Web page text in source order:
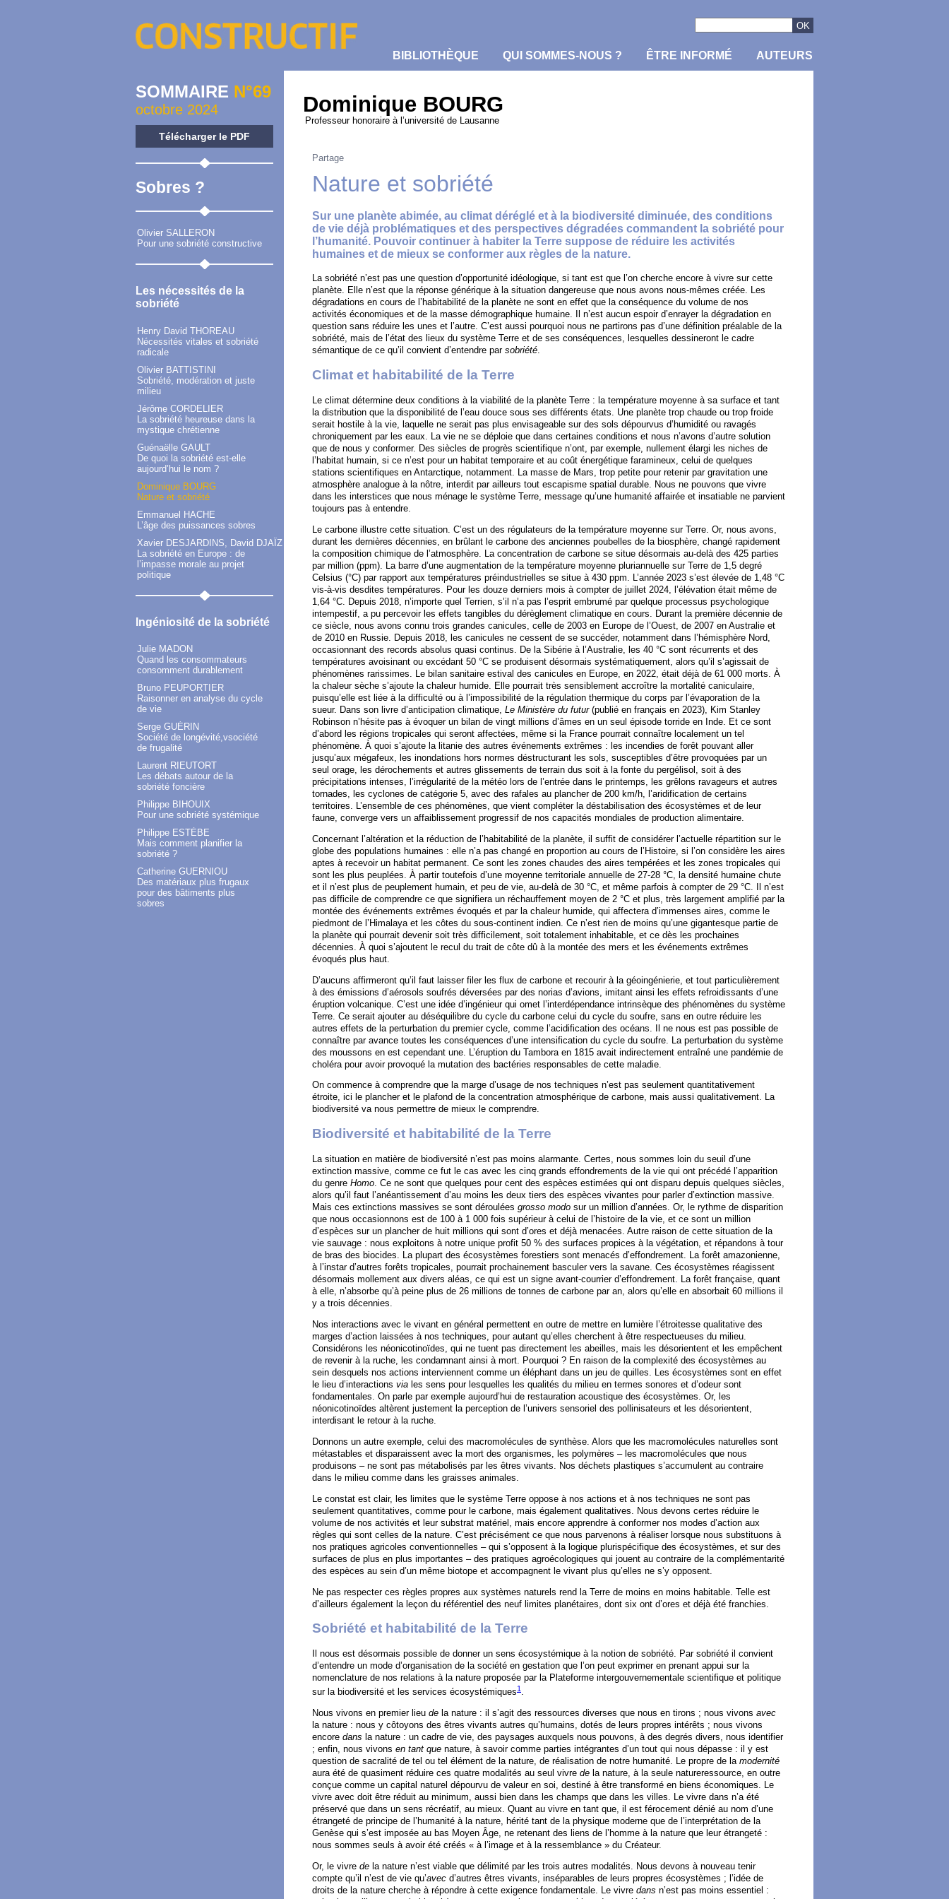
BIBLIOTHÈQUE QUI SOMMES-NOUS ? ÊTRE INFORMÉ AUTEURS
SOMMAIRE N°69
octobre 2024
Télécharger le PDF
Sobres ?
Olivier SALLERON
Pour une sobriété constructive
Les nécessités de la
sobriété
Henry David THOREAU
Nécessités vitales et sobriété
radicale
Olivier BATTISTINI
Sobriété, modération et juste
milieu
Jérôme CORDELIER
La sobriété heureuse dans la
mystique chrétienne
Guénaëlle GAULT
De quoi la sobriété est-elle
aujourd’hui le nom ?
Dominique BOURG
Nature et sobriété
Emmanuel HACHE
L’âge des puissances sobres
Xavier DESJARDINS, David DJAÏZ
La sobriété en Europe : de
l’impasse morale au projet
politique
Ingéniosité de la sobriété
Julie MADON
Quand les consommateurs
consomment durablement
Bruno PEUPORTIER
Raisonner en analyse du cycle
de vie
Serge GUÉRIN
Société de longévité,vsociété
de frugalité
Laurent RIEUTORT
Les débats autour de la
sobriété foncière
Philippe BIHOUIX
Pour une sobriété systémique
Philippe ESTÈBE
Mais comment planifier la
sobriété ?
Catherine GUERNIOU
Des matériaux plus frugaux
pour des bâtiments plus
sobres
Dominique BOURG
Professeur honoraire à l’université de Lausanne
Partage
Nature et sobriété
Sur une planète abimée, au climat déréglé et à la biodiversité diminuée, des conditions
de vie déjà problématiques et des perspectives dégradées commandent la sobriété pour
l’humanité. Pouvoir continuer à habiter la Terre suppose de réduire les activités
humaines et de mieux se conformer aux règles de la nature.
La sobriété n’est pas une question d’opportunité idéologique, si tant est que l’on cherche encore à vivre sur cette
planète. Elle n’est que la réponse générique à la situation dangereuse que nous avons nous-mêmes créée. Les
dégradations en cours de l’habitabilité de la planète ne sont en effet que la conséquence du volume de nos
activités économiques et de la masse démographique humaine. Il n’est aucun espoir d’enrayer la dégradation en
question sans réduire les unes et l’autre. C’est aussi pourquoi nous ne partirons pas d’une définition préalable de la
sobriété, mais de l’état des lieux du système Terre et de ses conséquences, lesquelles dessineront le cadre
sémantique de ce qu’il convient d’entendre par sobriété.
Climat et habitabilité de la Terre
Le climat détermine deux conditions à la viabilité de la planète Terre : la température moyenne à sa surface et tant
la distribution que la disponibilité de l’eau douce sous ses différents états. Une planète trop chaude ou trop froide
serait hostile à la vie, laquelle ne serait pas plus envisageable sur des sols dépourvus d’humidité ou ravagés
chroniquement par les eaux. La vie ne se déploie que dans certaines conditions et nous n’avons d’autre solution
que de nous y conformer. Des siècles de progrès scientifique n’ont, par exemple, nullement élargi les niches de
l’habitat humain, si ce n’est pour un habitat temporaire et au coût énergétique faramineux, celui de quelques
stations scientifiques en Antarctique, notamment. La masse de Mars, trop petite pour retenir par gravitation une
atmosphère analogue à la nôtre, interdit par ailleurs tout escapisme spatial durable. Nous ne pouvons que vivre
dans les interstices que nous ménage le système Terre, message qu’une humanité affairée et insatiable ne parvient
toujours pas à entendre.
Le carbone illustre cette situation. C’est un des régulateurs de la température moyenne sur Terre. Or, nous avons,
durant les dernières décennies, en brûlant le carbone des anciennes poubelles de la biosphère, changé rapidement
la composition chimique de l’atmosphère. La concentration de carbone se situe désormais au-delà des 425 parties
par million (ppm). La barre d’une augmentation de la température moyenne pluriannuelle sur Terre de 1,5 degré
Celsius (°C) par rapport aux températures préindustrielles se situe à 430 ppm. L’année 2023 s’est élevée de 1,48 °C
vis-à-vis desdites températures. Pour les douze derniers mois à compter de juillet 2024, l’élévation était même de
1,64 °C. Depuis 2018, n’importe quel Terrien, s’il n’a pas l’esprit embrumé par quelque processus psychologique
intempestif, a pu percevoir les effets tangibles du dérèglement climatique en cours. Durant la première décennie de
ce siècle, nous avons connu trois grandes canicules, celle de 2003 en Europe de l’Ouest, de 2007 en Australie et
de 2010 en Russie. Depuis 2018, les canicules ne cessent de se succéder, notamment dans l’hémisphère Nord,
occasionnant des records absolus quasi continus. De la Sibérie à l’Australie, les 40 °C sont récurrents et des
températures avoisinant ou excédant 50 °C se produisent désormais systématiquement, alors qu’il s’agissait de
phénomènes rarissimes. Le bilan sanitaire estival des canicules en Europe, en 2022, était déjà de 61 000 morts. À
la chaleur sèche s’ajoute la chaleur humide. Elle pourrait très sensiblement accroître la mortalité caniculaire,
puisqu’elle est liée à la difficulté ou à l’impossibilité de la régulation thermique du corps par l’évaporation de la
sueur. Dans son livre d’anticipation climatique, Le Ministère du futur(publié en français en 2023), Kim Stanley
Robinson n’hésite pas à évoquer un bilan de vingt millions d’âmes en un seul épisode torride en Inde. Et ce sont
d’abord les régions tropicales qui seront affectées, même si la France pourrait connaître localement un tel
phénomène. À quoi s’ajoute la litanie des autres événements extrêmes : les incendies de forêt pouvant aller
jusqu’aux mégafeux, les inondations hors normes déstructurant les sols, susceptibles d’être provoquées par un
seul orage, les dérochements et autres glissements de terrain dus soit à la fonte du pergélisol, soit à des
précipitations intenses, l’irrégularité de la météo lors de l’entrée dans le printemps, les grêlons ravageurs et autres
tornades, les cyclones de catégorie 5, avec des rafales au plancher de 200 km/h, l’aridification de certains
territoires. L’ensemble de ces phénomènes, que vient compléter la déstabilisation des écosystèmes et de leur
faune, converge vers un affaiblissement progressif de nos capacités mondiales de production alimentaire.
Concernant l’altération et la réduction de l’habitabilité de la planète, il suffit de considérer l’actuelle répartition sur le
globe des populations humaines : elle n’a pas changé en proportion au cours de l’Histoire, si l’on considère les aires
aptes à recevoir un habitat permanent. Ce sont les zones chaudes des aires tempérées et les zones tropicales qui
sont les plus peuplées. À partir toutefois d’une moyenne territoriale annuelle de 27-28 °C, la densité humaine chute
et il n’est plus de peuplement humain, et peu de vie, au-delà de 30 °C, et même parfois à compter de 29 °C. Il n’est
pas difficile de comprendre ce que signifiera un réchauffement moyen de 2 °C et plus, très largement amplifié par la
montée des événements extrêmes évoqués et par la chaleur humide, qui affectera d’immenses aires, comme le
piedmont de l’Himalaya et les côtes du sous-continent indien. Ce n’est rien de moins qu’une gigantesque partie de
la planète qui pourrait devenir soit très difficilement, soit totalement inhabitable, et ce dès les prochaines
décennies. À quoi s’ajoutent le recul du trait de côte dû à la montée des mers et les événements extrêmes
évoqués plus haut.
D’aucuns affirmeront qu’il faut laisser filer les flux de carbone et recourir à la géoingénierie, et tout particulièrement
à des émissions d’aérosols soufrés déversées par des norias d’avions, imitant ainsi les effets refroidissants d’une
éruption volcanique. C’est une idée d’ingénieur qui omet l’interdépendance intrinsèque des phénomènes du système
Terre. Ce serait ajouter au déséquilibre du cycle du carbone celui du cycle du soufre, sans en outre réduire les
autres effets de la perturbation du premier cycle, comme l’acidification des océans. Il ne nous est pas possible de
connaître par avance toutes les conséquences d’une intensification du cycle du soufre. La perturbation du système
des moussons en est cependant une. L’éruption du Tambora en 1815 avait indirectement entraîné une pandémie de
choléra pour avoir provoqué la mutation des bactéries responsables de cette maladie.
On commence à comprendre que la marge d’usage de nos techniques n’est pas seulement quantitativement
étroite, ici le plancher et le plafond de la concentration atmosphérique de carbone, mais aussi qualitativement. La
biodiversité va nous permettre de mieux le comprendre.
Biodiversité et habitabilité de la Terre
La situation en matière de biodiversité n’est pas moins alarmante. Certes, nous sommes loin du seuil d’une
extinction massive, comme ce fut le cas avec les cinq grands effondrements de la vie qui ont précédé l’apparition
du genre Homo. Ce ne sont que quelques pour cent des espèces estimées qui ont disparu depuis quelques siècles,
alors qu’il faut l’anéantissement d’au moins les deux tiers des espèces vivantes pour parler d’extinction massive.
Mais ces extinctions massives se sont déroulées grosso modo sur un million d’années. Or, le rythme de disparition
que nous occasionnons est de 100 à 1 000 fois supérieur à celui de l’histoire de la vie, et ce sont un million
d’espèces sur un plancher de huit millions qui sont d’ores et déjà menacées. Autre raison de cette situation de la
vie sauvage : nous exploitons à notre unique profit 50 % des surfaces propices à la végétation, et répandons à tour
de bras des biocides. La plupart des écosystèmes forestiers sont menacés d’effondrement. La forêt amazonienne,
à l’instar d’autres forêts tropicales, pourrait prochainement basculer vers la savane. Ces écosystèmes réagissent
désormais mollement aux divers aléas, ce qui est un signe avant-courrier d’effondrement. La forêt française, quant
à elle, n’absorbe qu’à peine plus de 26 millions de tonnes de carbone par an, alors qu’elle en absorbait 60 millions il
y a trois décennies.
Nos interactions avec le vivant en général permettent en outre de mettre en lumière l’étroitesse qualitative des
marges d’action laissées à nos techniques, pour autant qu’elles cherchent à être respectueuses du milieu.
Considérons les néonicotinoïdes, qui ne tuent pas directement les abeilles, mais les désorientent et les empêchent
de revenir à la ruche, les condamnant ainsi à mort. Pourquoi ? En raison de la complexité des écosystèmes au
sein desquels nos actions interviennent comme un éléphant dans un jeu de quilles. Les écosystèmes sont en effet
le lieu d’interactions via les sens pour lesquelles les qualités du milieu en termes sonores et d’odeur sont
fondamentales. On parle par exemple aujourd’hui de restauration acoustique des écosystèmes. Or, les
néonicotinoïdes altèrent justement la perception de l’univers sensoriel des pollinisateurs et les désorientent,
interdisant le retour à la ruche.
Donnons un autre exemple, celui des macromolécules de synthèse. Alors que les macromolécules naturelles sont
métastables et disparaissent avec la mort des organismes, les polymères – les macromolécules que nous
produisons – ne sont pas métabolisés par les êtres vivants. Nos déchets plastiques s’accumulent au contraire
dans le milieu comme dans les graisses animales.
Le constat est clair, les limites que le système Terre oppose à nos actions et à nos techniques ne sont pas
seulement quantitatives, comme pour le carbone, mais également qualitatives. Nous devons certes réduire le
volume de nos activités et leur substrat matériel, mais encore apprendre à conformer nos modes d’action aux
règles qui sont celles de la nature. C’est précisément ce que nous parvenons à réaliser lorsque nous substituons à
nos pratiques agricoles conventionnelles – qui s’opposent à la logique plurispécifique des écosystèmes, et sur des
surfaces de plus en plus importantes – des pratiques agroécologiques qui jouent au contraire de la complémentarité
des espèces au sein d’un même biotope et accompagnent le vivant plus qu’elles ne s’y opposent.
Ne pas respecter ces règles propres aux systèmes naturels rend la Terre de moins en moins habitable. Telle est
d’ailleurs également la leçon du référentiel des neuf limites planétaires, dont six ont d’ores et déjà été franchies.
Sobriété et habitabilité de la Terre
Il nous est désormais possible de donner un sens écosystémique à la notion de sobriété. Par sobriété il convient
d’entendre un mode d’organisation de la société en gestation que l’on peut exprimer en prenant appui sur la
nomenclature de nos relations à la nature proposée par la Plateforme intergouvernementale scientifique et politique
sur la biodiversité et les services écosystémiques1 .
Nous vivons en premier lieu de la nature : il s’agit des ressources diverses que nous en tirons ; nous vivons avec
la nature : nous y côtoyons des êtres vivants autres qu’humains, dotés de leurs propres intérêts ; nous vivons
encore dans la nature : un cadre de vie, des paysages auxquels nous pouvons, à des degrés divers, nous identifier
; enfin, nous vivons en tant que nature, à savoir comme parties intégrantes d’un tout qui nous dépasse : il y est
question de sacralité de tel ou tel élément de la nature, de réalisation de notre humanité. Le propre de la modernité
aura été de quasiment réduire ces quatre modalités au seul vivre de la nature, à la seule natureressource, en outre
conçue comme un capital naturel dépourvu de valeur en soi, destiné à être transformé en biens économiques. Le
vivre avec doit être réduit au minimum, aussi bien dans les champs que dans les villes. Le vivre dans n’a été
préservé que dans un sens récréatif, au mieux. Quant au vivre en tant que, il est férocement dénié au nom d’une
étrangeté de principe de l’humanité à la nature, hérité tant de la physique moderne que de l’interprétation de la
Genèse qui s’est imposée au bas Moyen Âge, ne retenant des liens de l’homme à la nature que leur étrangeté :
nous sommes seuls à avoir été créés « à l’image et à la ressemblance » du Créateur.
Or, le vivre de la nature n’est viable que délimité par les trois autres modalités. Nous devons à nouveau tenir
compte qu’il n’est de vie qu’avec d’autres êtres vivants, inséparables de leurs propres écosystèmes ; l’idée de
droits de la nature cherche à répondre à cette exigence fondamentale. Le vivre dans n’est pas moins essentiel :